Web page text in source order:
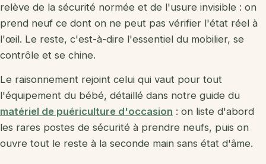
relève de la sécurité normée et de l'usure invisible : on
prend neuf ce dont on ne peut pas vérifier l'état réel à
l'œil. Le reste, c'est-à-dire l'essentiel du mobilier, se
contrôle et se chine.
Le raisonnement rejoint celui qui vaut pour tout
l'équipement du bébé, détaillé dans notre guide du
matériel de puériculture d'occasion : on liste d'abord
les rares postes de sécurité à prendre neufs, puis on
ouvre tout le reste à la seconde main sans état d'âme.